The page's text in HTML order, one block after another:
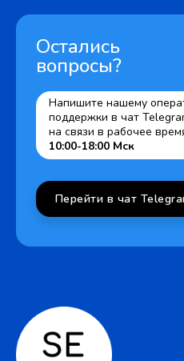
Остались
вопросы?
Напишите нашему
поддержки в чат
на связи в рабочее
10:00-18:00 Мск
Перейти в чат